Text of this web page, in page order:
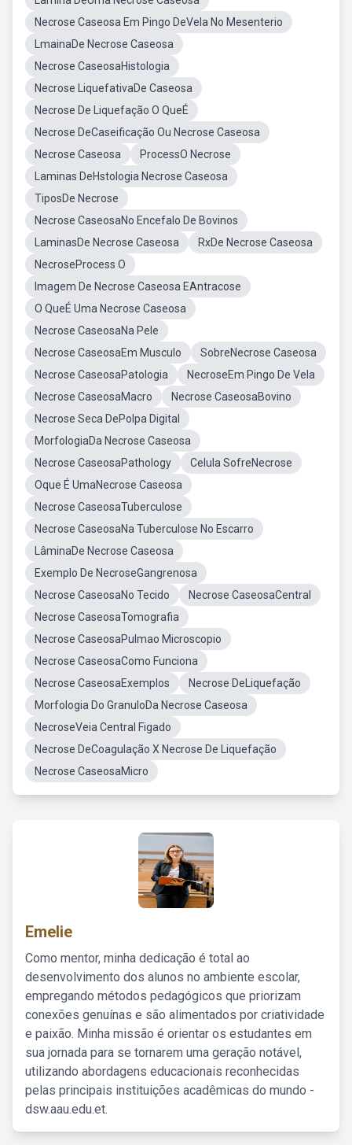
Necrose Caseosa Em Pingo DeVela No Mesenterio
LmainaDe Necrose Caseosa
Necrose CaseosaHistologia
Necrose LiquefativaDe Caseosa
Necrose De Liquefação O QueÉ
Necrose DeCaseificação Ou Necrose Caseosa
Necrose Caseosa
ProcessO Necrose
Laminas DeHstologia Necrose Caseosa
TiposDe Necrose
Necrose CaseosaNo Encefalo De Bovinos
LaminasDe Necrose Caseosa
RxDe Necrose Caseosa
NecroseProcess O
Imagem De Necrose Caseosa EAntracose
O QueÉ Uma Necrose Caseosa
Necrose CaseosaNa Pele
Necrose CaseosaEm Musculo
SobreNecrose Caseosa
Necrose CaseosaPatologia
NecroseEm Pingo De Vela
Necrose CaseosaMacro
Necrose CaseosaBovino
Necrose Seca DePolpa Digital
MorfologiaDa Necrose Caseosa
Necrose CaseosaPathology
Celula SofreNecrose
Oque É UmaNecrose Caseosa
Necrose CaseosaTuberculose
Necrose CaseosaNa Tuberculose No Escarro
LâminaDe Necrose Caseosa
Exemplo De NecroseGangrenosa
Necrose CaseosaNo Tecido
Necrose CaseosaCentral
Necrose CaseosaTomografia
Necrose CaseosaPulmao Microscopio
Necrose CaseosaComo Funciona
Necrose CaseosaExemplos
Necrose DeLiquefação
Morfologia Do GranuloDa Necrose Caseosa
NecroseVeia Central Figado
Necrose DeCoagulação X Necrose De Liquefação
Necrose CaseosaMicro
Emelie
Como mentor, minha dedicação é total ao
desenvolvimento dos alunos no ambiente escolar,
empregando métodos pedagógicos que priorizam
conexões genuínas e são alimentados por criatividade
e paixão. Minha missão é orientar os estudantes em
sua jornada para se tornarem uma geração notável,
utilizando abordagens educacionais reconhecidas
pelas principais instituições acadêmicas do mundo -
dsw.aau.edu.et.